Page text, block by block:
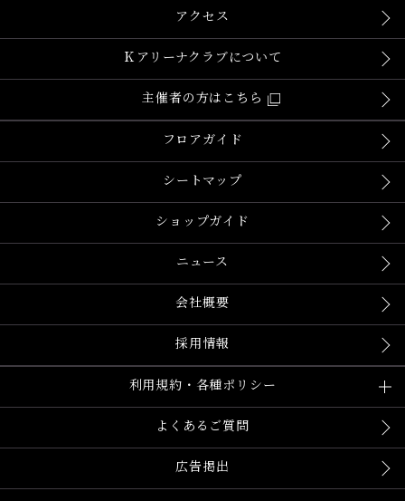
アクセス
Ｋアリーナクラブについて
主催者の方はこちら
フロアガイド
シートマップ
ショップガイド
ニュース
会社概要
採用情報
利用規約・各種ポリシー
よくあるご質問
広告掲出